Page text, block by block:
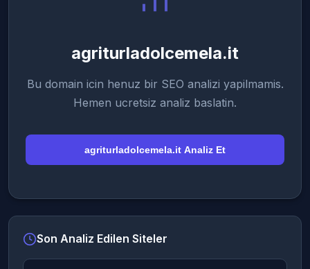
agriturladolcemela.it
Bu domain icin henuz bir SEO analizi yapilmamis.
Hemen ucretsiz analiz baslatin.
agriturladolcemela.it Analiz Et
Son Analiz Edilen Siteler